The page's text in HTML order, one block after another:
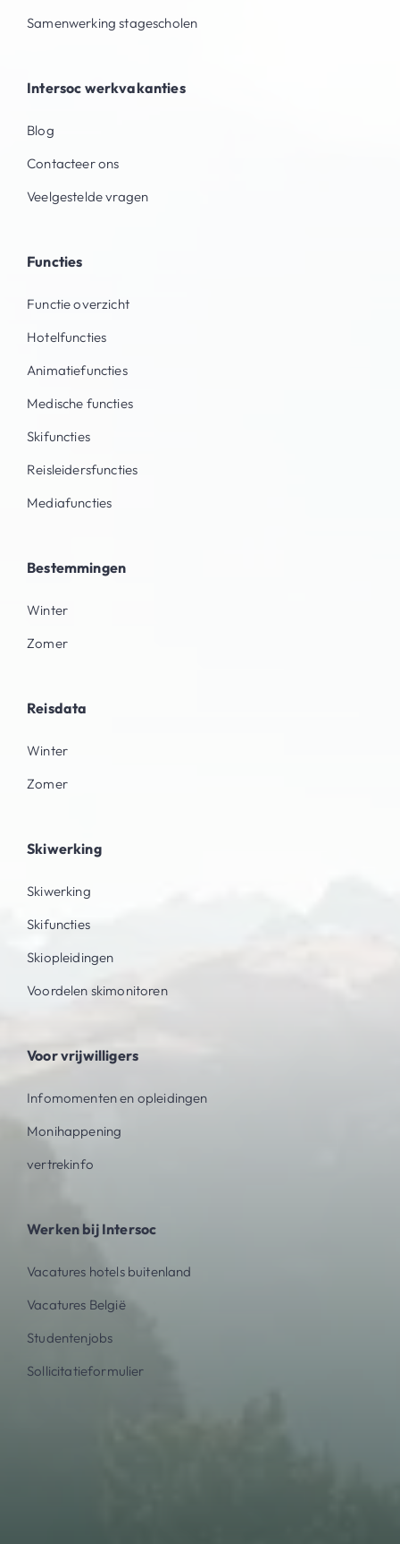
Samenwerking stagescholen
Intersoc werkvakanties
Blog
Contacteer ons
Veelgestelde vragen
Functies
Functie overzicht
Hotelfuncties
Animatiefuncties
Medische functies
Skifuncties
Reisleidersfuncties
Mediafuncties
Bestemmingen
Winter
Zomer
Reisdata
Winter
Zomer
Skiwerking
Skiwerking
Skifuncties
Skiopleidingen
Voordelen skimonitoren
Voor vrijwilligers
Infomomenten en opleidingen
Monihappening
vertrekinfo
Werken bij Intersoc
Vacatures hotels buitenland
Vacatures België
Studentenjobs
Sollicitatieformulier